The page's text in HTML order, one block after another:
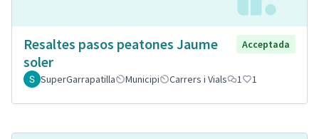
Resaltes pasos peatones Jaume
soler
Acceptada
SuperGarrapatilla Municipi Carrers i Vials 1 1